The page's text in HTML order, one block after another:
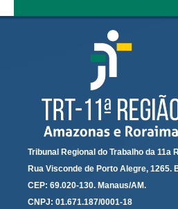
Comissão Permanente de
Escola Judicial
Programa Trabalho Seguro
Coordenadoria de Saúde
Serviços
Ação Trabalhista
Atermação On-line - Interior de
Tribunal Regional do Trabalho da 11a
Rua Visconde de Porto Alegre, 1265.
CEP: 69.020-130. Manaus/AM.
CNPJ: 01.671.187/0001-18